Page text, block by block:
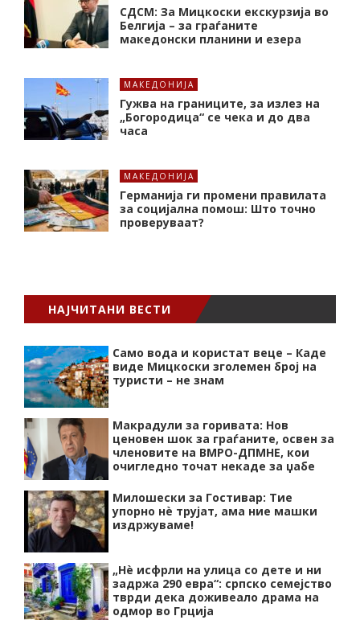
СДСМ: За Мицкоски екскурзија во
Белгија – за граѓаните
македонски планини и езера
МАКЕДОНИЈА
Гужва на границите, за излез на
„Богородица“ се чека и до два
часа
МАКЕДОНИЈА
Германија ги промени правилата
за социјална помош: Што точно
проверуваат?
НАЈЧИТАНИ ВЕСТИ
Само вода и користат веце – Каде
виде Мицкоски зголемен број на
туристи – не знам
Макрадули за горивата: Нов
ценовен шок за граѓаните, освен за
членовите на ВМРО-ДПМНЕ, кои
очигледно точат некаде за џабе
Милошески за Гостивар: Тие
упорно нѐ трујат, ама ние машки
издржуваме!
„Нѐ исфрли на улица со дете и ни
задржа 290 евра“: српско семејство
тврди дека доживеало драма на
одмор во Грција